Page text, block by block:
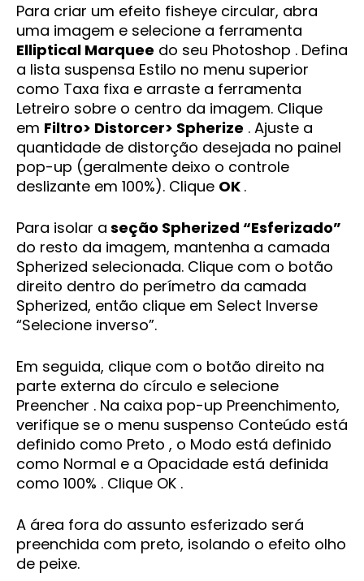
Para criar um efeito fisheye circular, abra
uma imagem e selecione a ferramenta
Elliptical Marquee do seu Photoshop . Defina
a lista suspensa Estilo no menu superior
como Taxa fixa e arraste a ferramenta
Letreiro sobre o centro da imagem. Clique
em Filtro> Distorcer> Spherize . Ajuste a
quantidade de distorção desejada no painel
pop-up (geralmente deixo o controle
deslizante em 100%). Clique OK .
Para isolar a seção Spherized “Esferizado”
do resto da imagem, mantenha a camada
Spherized selecionada. Clique com o botão
direito dentro do perímetro da camada
Spherized, então clique em Select Inverse
“Selecione inverso”.
Em seguida, clique com o botão direito na
parte externa do círculo e selecione
Preencher . Na caixa pop-up Preenchimento,
verifique se o menu suspenso Conteúdo está
definido como Preto , o Modo está definido
como Normal e a Opacidade está definida
como 100% . Clique OK .
A área fora do assunto esferizado será
preenchida com preto, isolando o efeito olho
de peixe.